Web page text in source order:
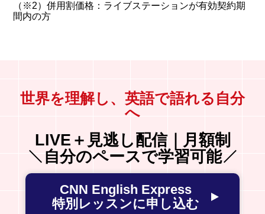
（※2）併用割価格：ライブステーションが有効契約期
間内の方
世界を理解し、英語で語れる自分
へ
LIVE＋見逃し配信｜月額制
自分のペースで学習可能
CNN English Express
特別レッスンに申し込む